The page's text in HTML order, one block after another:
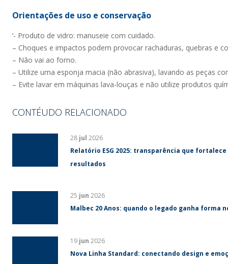
Orientações de uso e conservação
‘- Produto de vidro: manuseie com cuidado.
– Choques e impactos podem provocar rachaduras, quebras e
– Não vai ao forno.
– Utilize uma esponja macia (não abrasiva), lavando as peças
– Evite lavar em máquinas lava-louças e não utilize produtos
CONTÉUDO RELACIONADO
28 jul 2026
Relatório ESG 2025: transparência que
resultados
25 jun 2026
Malbec 20 Anos: quando o legado ganha forma
19 jun 2026
Nova Linha Standard: conectando design e